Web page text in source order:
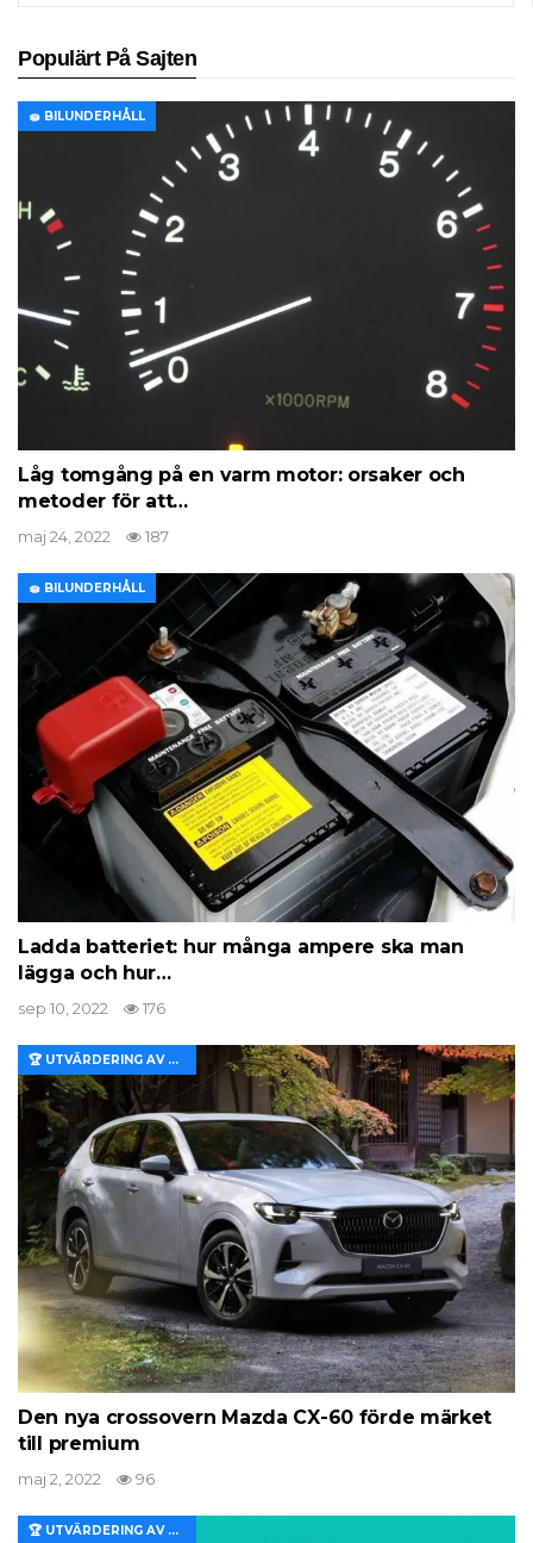
Populärt På Sajten
🧽 BILUNDERHÅLL
Låg tomgång på en varm motor: orsaker och
metoder för att…
maj 24, 2022 187
🧽 BILUNDERHÅLL
Ladda batteriet: hur många ampere ska man
lägga och hur…
sep 10, 2022 176
🏆 UTVÄRDERING AV EGENSKAPER OCH VÄRDE
Den nya crossovern Mazda CX-60 förde märket
till premium
maj 2, 2022 96
🏆 UTVÄRDERING AV EGENSKAPER OCH VÄRDE